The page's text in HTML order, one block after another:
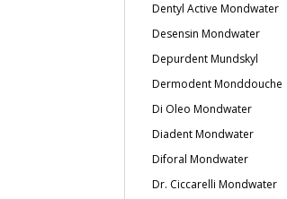
Dentyl Active Mondwater
Desensin Mondwater
Depurdent Mundskyl
Dermodent Monddouche
Di Oleo Mondwater
Diadent Mondwater
Diforal Mondwater
Dr. Ciccarelli Mondwater